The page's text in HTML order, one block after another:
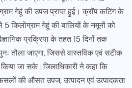
गेहूं की उपज प्राप्त हुई। क्रॉप कटिंग के
5 किलोग्राम गेहूं की बालियों के नमूनों को
प्रक्रिया के तहत 15 दिनों तक
तौला जाएगा, जिससे वास्तविक एवं सटीक
जा सके।जिलाधिकारी ने कहा कि
की औसत उपज, उत्पादन एवं उत्पादकता